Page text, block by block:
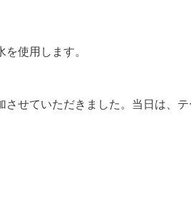
使用します。
せていただきました。当日は、